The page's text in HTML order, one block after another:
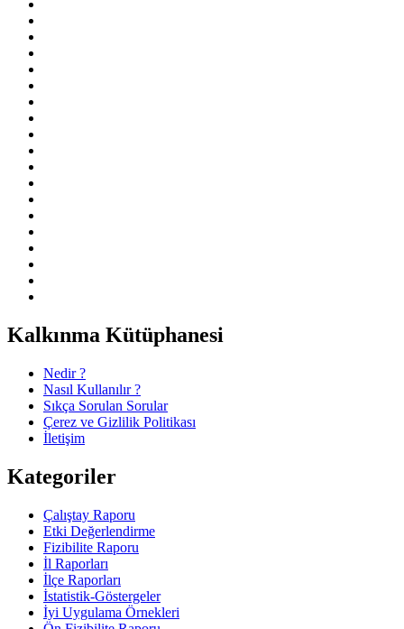
Kalkınma Kütüphanesi
Nedir ?
Nasıl Kullanılır ?
Sıkça Sorulan Sorular
Çerez ve Gizlilik Politikası
İletişim
Kategoriler
Çalıştay Raporu
Etki Değerlendirme
Fizibilite Raporu
İl Raporları
İlçe Raporları
İstatistik-Göstergeler
İyi Uygulama Örnekleri